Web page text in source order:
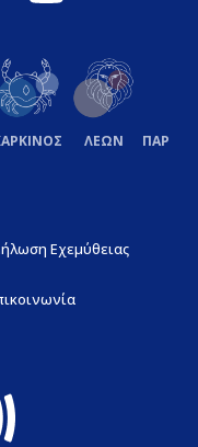
ΛΕΩΝ
Εχεμύθειας